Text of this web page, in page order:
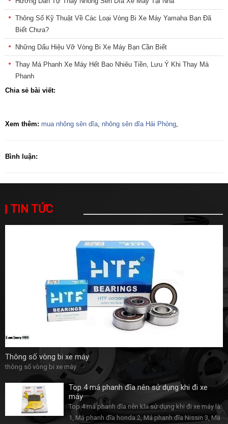
Thông Số Kỹ Thuật Về Các Loại Vòng Bi Xe Máy Yamaha Bạn Đã
Biết Chưa?
Những Dấu Hiệu Vỡ Vòng Bi Xe Máy Bạn Cần Biết
Thay Má Phanh Xe Máy Hết Bao Nhiêu Tiền, Lưu Ý Khi Thay Má
Phanh
Chia sẻ bài viết:
Xem thêm: mua nhông sên dĩa, nhông sên dĩa Hải Phòng,
Bình luận:
TIN TỨC
Thông số vòng bi xe máy
thông số vòng bi xe máy
Top 4 má phanh đĩa nên sử dụng khi đi xe
máy
Top 4 má phanh đĩa nên khi sử dụng khi đi xe máy là:
1, Má phanh đĩa honda 2, Má phanh đĩa Nissin 3, Má